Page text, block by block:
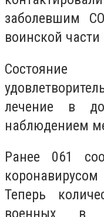
заболевшим
воинской
лечение в
наблюдением
Ранее 061
Теперь
военных в